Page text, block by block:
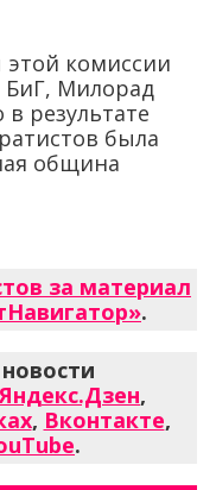
этой комиссии
БиГ, Милорад
результате
была
община
за материал
.
Яндекс.Дзен,
, Вконтакте,
.